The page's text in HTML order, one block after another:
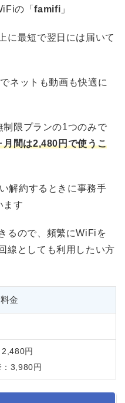
の「famifi 」
に最短で翌日には届いて
ネットも動画も快適に
限プランの1つのみで
間は2,480円で使うこ
解約するときに事務手
ます
るので、頻繁にWiFiを
線としても利用したい方
金
円
3,980円